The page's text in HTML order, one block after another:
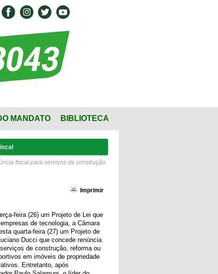
MANDATO BIBLIOTECA
fiscal para serviços de construção
Imprimir
feira (26) um Projeto de Lei que
de tecnologia, a Câmara
quarta-feira (27) um Projeto de
Ducci que concede renúncia
de construção, reforma ou
em imóveis de propriedade
Entretanto, após